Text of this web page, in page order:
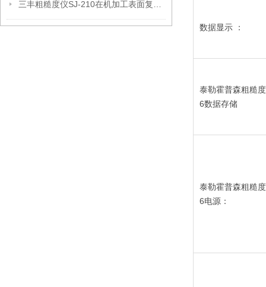
数据显示 ：
泰勒霍普森粗糙
6数据存储
泰勒霍普森粗糙
6电源：